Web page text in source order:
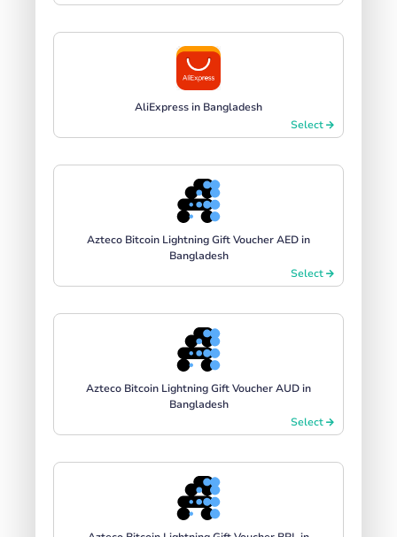
AliExpress in Bangladesh
Select
Azteco Bitcoin Lightning Gift Voucher AED in
Bangladesh
Select
Azteco Bitcoin Lightning Gift Voucher AUD in
Bangladesh
Select